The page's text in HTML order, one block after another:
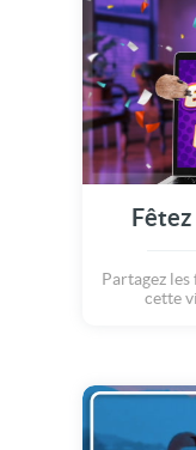
Partagez
cette